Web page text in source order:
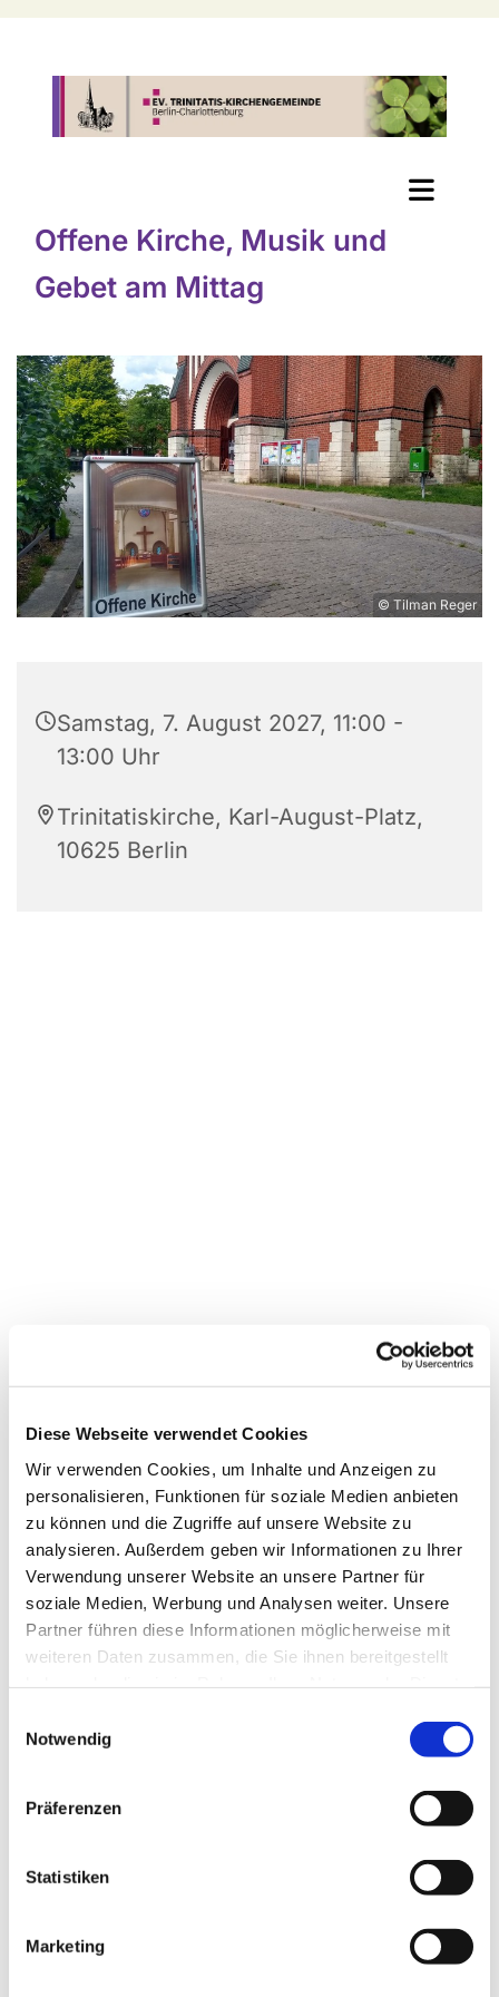
Diese Webseite verwendet Cookies
Wir verwenden Cookies, um Inhalte und Anzeigen zu
personalisieren, Funktionen für soziale Medien anbieten
zu können und die Zugriffe auf unsere Website zu
analysieren. Außerdem geben wir Informationen zu Ihrer
Verwendung unserer Website an unsere Partner für
soziale Medien, Werbung und Analysen weiter. Unsere
Partner führen diese Informationen möglicherweise mit
weiteren Daten zusammen, die Sie ihnen bereitgestellt
Notwendig
Präferenzen
Statistiken
Marketing
Offene Kirche, Musik und
Gebet am Mittag
© Tilman Reger
Samstag, 7. August 2027, 11:00 -
13:00 Uhr
Trinitatiskirche, Karl-August-Platz,
10625 Berlin
interessieren